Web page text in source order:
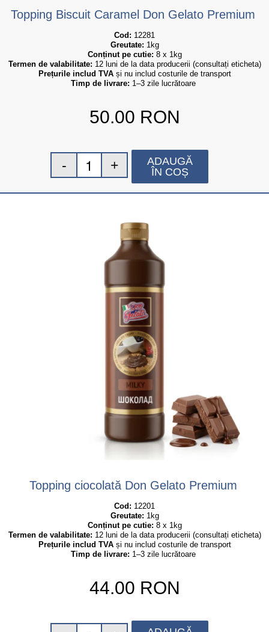
Topping Biscuit Caramel Don Gelato Premium
Cod: 12281
Greutate: 1kg
Conținut pe cutie: 8 x 1kg
Termen de valabilitate: 12 luni de la data producerii (consultați eticheta)
Prețurile includ TVA și nu includ costurile de transport
Timp de livrare: 1–3 zile lucrătoare
50.00 RON
ADAUGĂ
ÎN COȘ
Topping ciocolată Don Gelato Premium
Cod: 12201
Greutate: 1kg
Conținut pe cutie: 8 x 1kg
Termen de valabilitate: 12 luni de la data producerii (consultați eticheta)
Prețurile includ TVA și nu includ costurile de transport
Timp de livrare: 1–3 zile lucrătoare
44.00 RON